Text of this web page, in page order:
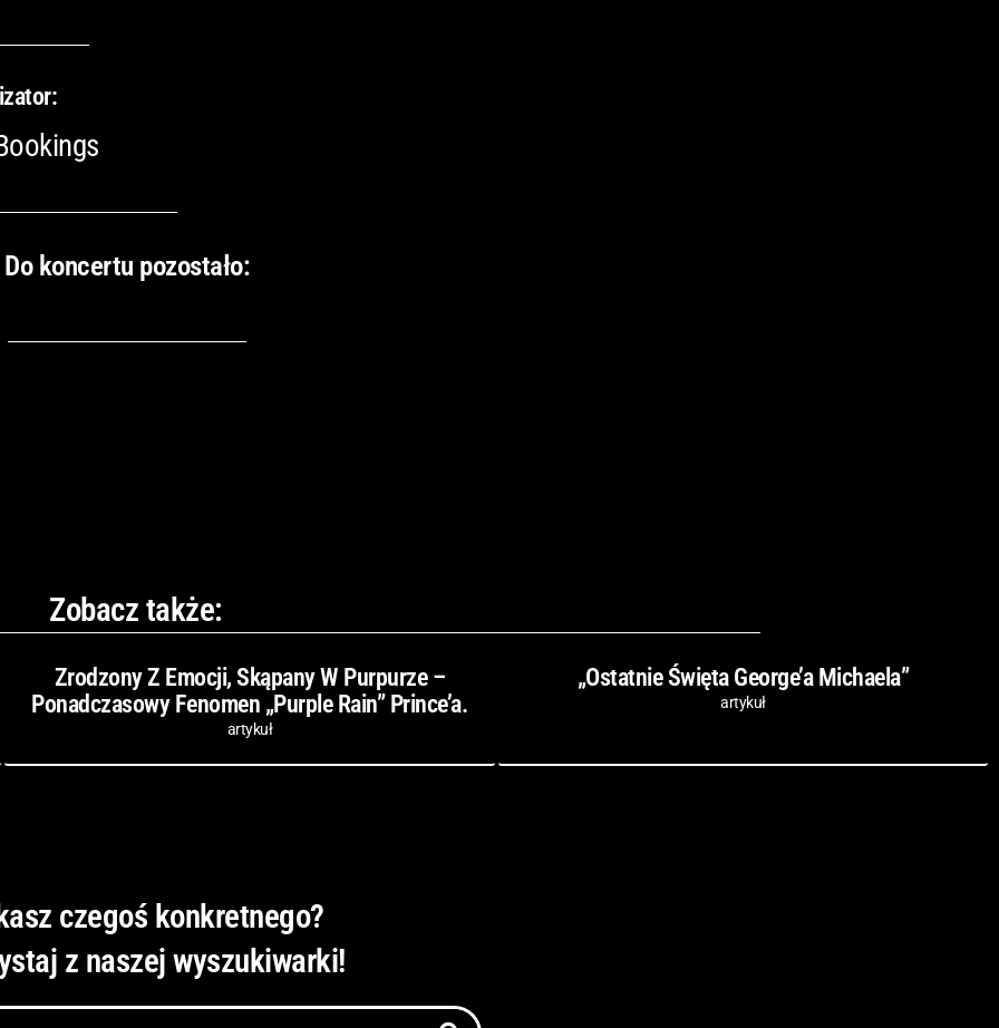
Do koncertu pozostało:
Zobacz także:
Zrodzony Z Emocji, Skąpany W Purpurze –
Ponadczasowy Fenomen „Purple Rain” Prince’a.
artykuł
„Ostatnie Święta George’a Michaela”
artykuł
czegoś konkretnego?
z naszej wyszukiwarki!